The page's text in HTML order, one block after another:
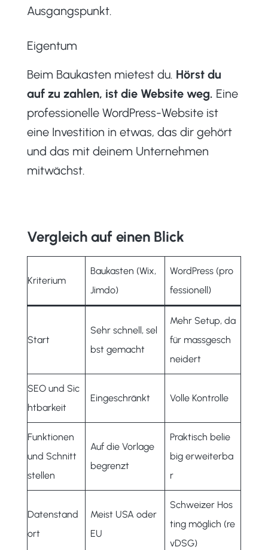
Ausgangspunkt.
Eigentum
Beim Baukasten mietest du. Hörst du
auf zu zahlen, ist die Website weg. Eine
professionelle WordPress-Website ist
eine Investition in etwas, das dir gehört
und das mit deinem Unternehmen
mitwächst.
Vergleich auf einen Blick
Kriterium
Baukasten (Wix,
Jimdo)
WordPress (pro
fessionell)
Start
Sehr schnell, sel
bst gemacht
Mehr Setup, da
für massgesch
neidert
SEO und Sic
htbarkeit
Eingeschränkt Volle Kontrolle
Funktionen
und Schnitt
stellen
Auf die Vorlage
begrenzt
Praktisch belie
big erweiterba
r
Datenstand
ort
Meist USA oder
EU
Schweizer Hos
ting möglich (re
vDSG)